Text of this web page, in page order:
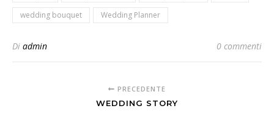
wedding bouquet
Wedding Planner
Di admin 0 commenti
PRECEDENTE
WEDDING STORY